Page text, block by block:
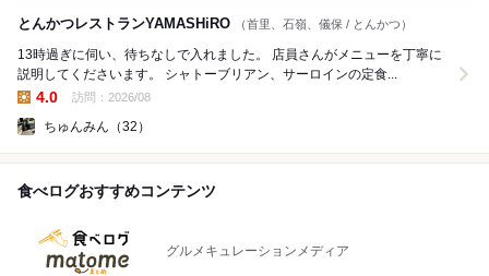
とんかつレストランYAMASHiRO （首里、石嶺、儀保 / とんかつ）
13時過ぎに伺い、待ちなしで入れました。 店員さんがメニューを丁寧に
説明してくださいます。 シャトーブリアン、サーロインの定食...
4.0 訪問：2026/08
ちゅんみん（32）
食べログおすすめコンテンツ
グルメキュレーションメディア